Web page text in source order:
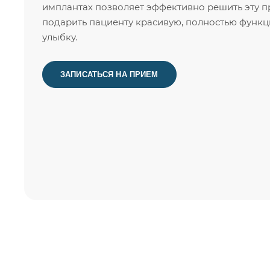
имплантах позволяет эффективно решить эту
подарить пациенту красивую, полностью
улыбку.
ЗАПИСАТЬСЯ НА ПРИЕМ